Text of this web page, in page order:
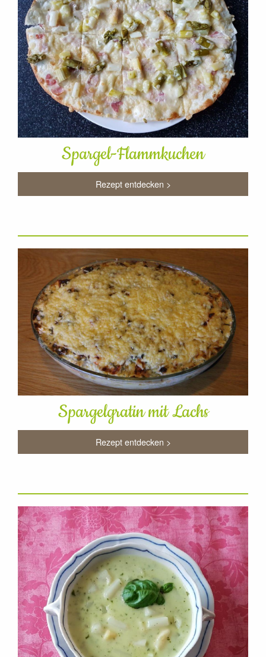
Spargel-Flammkuchen
Rezept entdecken >
Spargelgratin mit Lachs
Rezept entdecken >